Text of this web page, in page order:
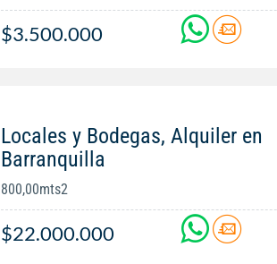
$3.500.000
Locales y Bodegas, Alquiler en
Barranquilla
800,00mts2
$22.000.000